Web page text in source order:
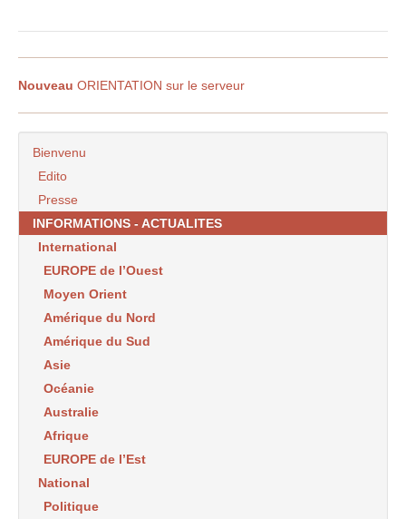
Nouveau ORIENTATION sur le serveur
Bienvenu
Edito
Presse
INFORMATIONS - ACTUALITES
International
EUROPE de l’Ouest
Moyen Orient
Amérique du Nord
Amérique du Sud
Asie
Océanie
Australie
Afrique
EUROPE de l’Est
National
Politique